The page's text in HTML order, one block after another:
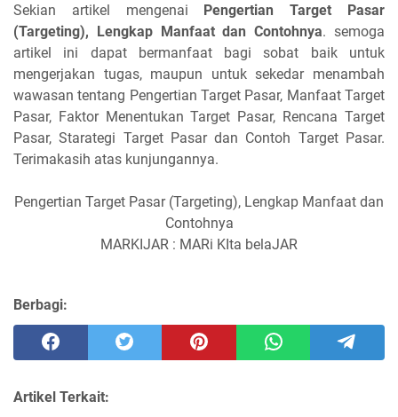
Sekian artikel mengenai
Pengertian Target Pasar
(Targeting), Lengkap Manfaat dan Contohnya. semoga
artikel ini dapat bermanfaat bagi sobat baik untuk
mengerjakan tugas, maupun untuk sekedar menambah
wawasan tentang Pengertian Target Pasar, Manfaat Target
Pasar, Faktor Menentukan Target Pasar, Rencana Target
Pasar, Starategi Target Pasar dan Contoh Target Pasar.
Terimakasih atas kunjungannya.
Pengertian Target Pasar (Targeting), Lengkap Manfaat dan
Contohnya
MARKIJAR : MARi KIta belaJAR
Berbagi:
Artikel Terkait: